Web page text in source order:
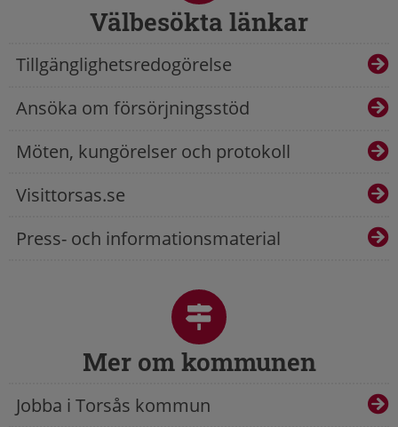
Välbesökta länkar
Tillgänglighetsredogörelse
Ansöka om försörjningsstöd
Möten, kungörelser och protokoll
Visittorsas.se
Press- och informationsmaterial
Mer om kommunen
Jobba i Torsås kommun